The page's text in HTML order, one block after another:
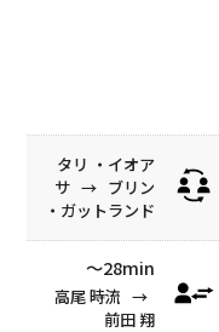
タリ ・イオア
サ → ブリン
・ガットランド
〜28min
高尾 時流 →
前田 翔